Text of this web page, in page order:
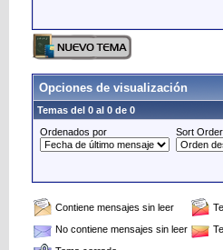
Opciones de visualización
Temas del 0 al 0 de 0
Ordenados por
Sort Order
Contiene mensajes sin leer
No contiene mensajes sin leer